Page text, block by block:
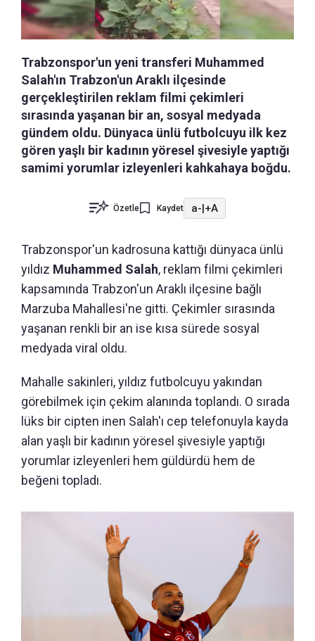
Trabzonspor'un yeni transferi Muhammed
Salah'ın Trabzon'un Araklı ilçesinde
gerçekleştirilen reklam filmi çekimleri
sırasında yaşanan bir an, sosyal medyada
gündem oldu. Dünyaca ünlü futbolcuyu ilk kez
gören yaşlı bir kadının yöresel şivesiyle yaptığı
samimi yorumlar izleyenleri kahkahaya boğdu.
Özetle Kaydet a-|+A
Trabzonspor'un kadrosuna kattığı dünyaca ünlü
yıldız Muhammed Salah, reklam filmi çekimleri
kapsamında Trabzon'un Araklı ilçesine bağlı
Marzuba Mahallesi'ne gitti. Çekimler sırasında
yaşanan renkli bir an ise kısa sürede sosyal
medyada viral oldu.
Mahalle sakinleri, yıldız futbolcuyu yakından
görebilmek için çekim alanında toplandı. O sırada
lüks bir cipten inen Salah'ı cep telefonuyla kayda
alan yaşlı bir kadının yöresel şivesiyle yaptığı
yorumlar izleyenleri hem güldürdü hem de
beğeni topladı.